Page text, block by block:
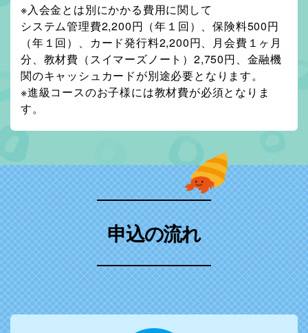
※入会金とは別にかかる費用に関して
システム管理費2,200円（年１回）、保険料500円
（年１回）、カード発行料2,200円、月会費１ヶ月
分、教材費（スイマーズノート）2,750円、金融機
関のキャッシュカードが別途必要となります。
※進級コースのお子様には教材費が必須となりま
す。
申込の流れ